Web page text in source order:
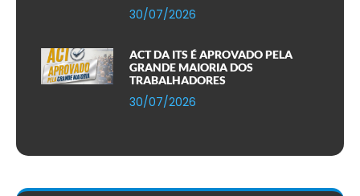
30/07/2026
ACT DA ITS É APROVADO PELA
GRANDE MAIORIA DOS
TRABALHADORES
30/07/2026